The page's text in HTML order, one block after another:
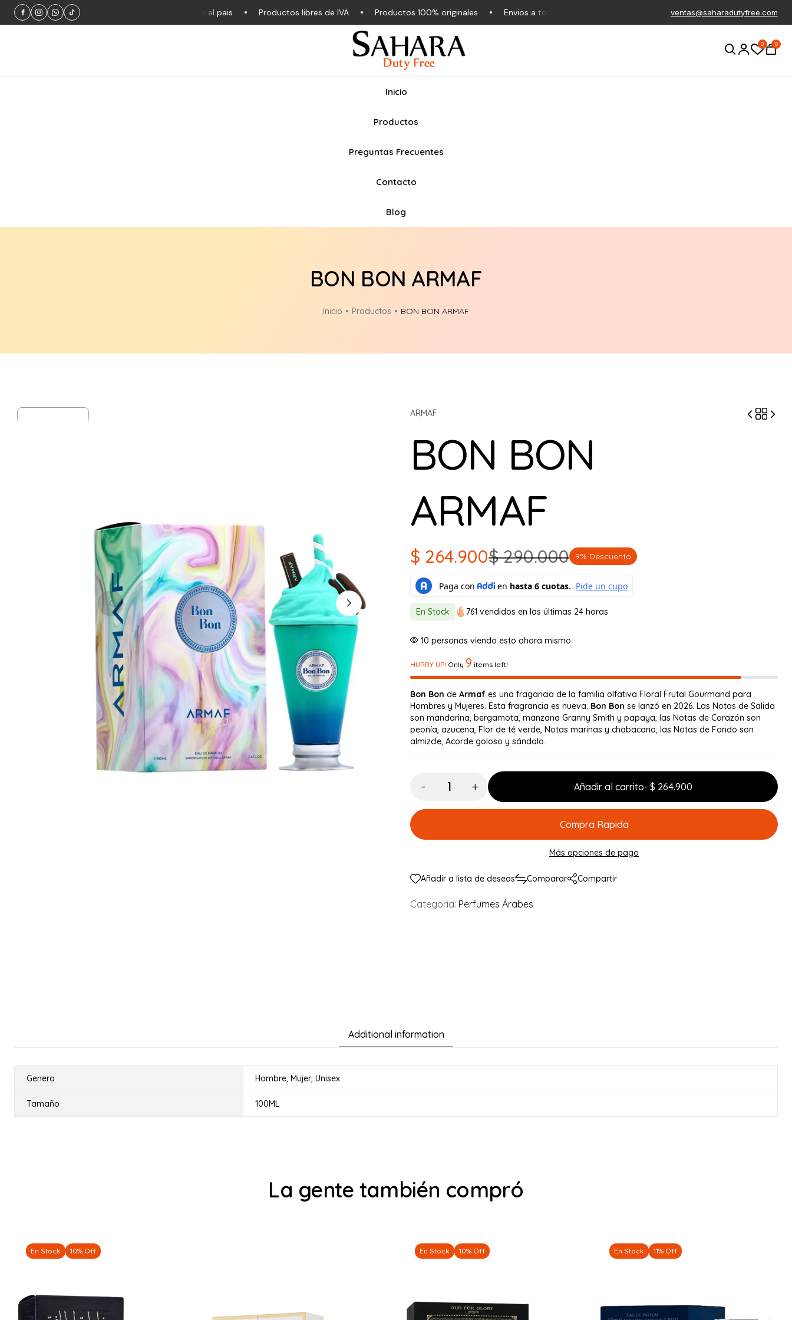
Productos 100% originales Envios a todo el pais Productos libres de IVA Productos 100% originales Envios a todo el pais Productos libres de IVA Productos 100%
ventas@saharadutyfree.com
0 0
Inicio
Productos
Preguntas Frecuentes
Contacto
Blog
BON BON ARMAF
Inicio Productos BON BON ARMAF
ARMAF
BON BON
ARMAF
$290.000
El
precio
original
era:
$ 290.000.
$ 264.900
El
precio
actual
es:
$ 264.900.
9% Descuento
En Stock 761 vendidos en las últimas 24 horas
10 personas viendo esto ahora mismo
HURRY UP! Only 9 items left!
Bon Bon de Armaf es una fragancia de la familia olfativa Floral Frutal Gourmand para
Hombres y Mujeres. Esta fragrancia es nueva. Bon Bon se lanzó en 2026. Las Notas de Salida
son mandarina, bergamota, manzana Granny Smith y papaya; las Notas de Corazón son
peonía, azucena, Flor de té verde, Notas marinas y chabacano; las Notas de Fondo son
almizcle, Acorde goloso y sándalo.
Cantidad:
Añadir al carrito- $ 264.900
Compra Rapida
Más opciones de pago
Añadir a lista de deseos Comparar Compartir
Categoria: Perfumes Árabes
Additional information
Genero Hombre, Mujer, Unisex
Tamaño 100ML
La gente también compró
En Stock 10% Off En Stock 10% Off En Stock 11% Off